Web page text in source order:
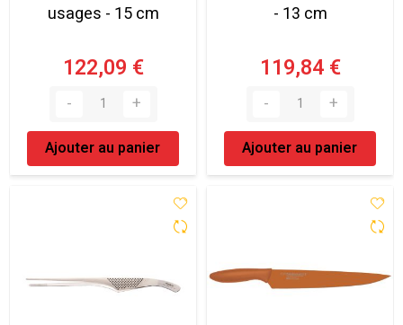
usages - 15 cm
122,09 €
Ajouter au panier
- 13 cm
119,84 €
Ajouter au panier